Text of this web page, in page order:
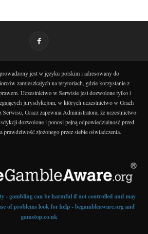
jest w języku polskim i adresowany do
zamieszkałych na terytoriach, gdzie korzystanie z
Uczestnictwo w Serwisie jest dozwolone tylko i
jurysdykcjom, w których uczestnictwo w Grach
Serwisu, Gracz zapewnia Administratora, że uczestnictwo
dozwolone i ponosi pełną odpowiedzialność przed
prawdziwość złożonego przez siebie oświadczenia.
- gambling can be harmful if not controlled and may
of problems look for help - begambleaware.org and
gamstop.co.uk